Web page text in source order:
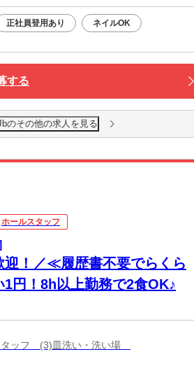
正社員登用あり ネイルOK
する
のその他の求人を見る
ホールスタッフ
迎！／≪履歴書不要でらくら
円！8h以上勤務で2食OK♪
ッフ (3)皿洗い・洗い場